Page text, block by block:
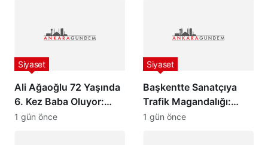
Ali Ağaoğlu 72 Yaşında
6. Kez Baba Oluyor:
Sevgilisine Dudak
Siyaset
1 gün önce
Başkentte Sanatçıya
Trafik Magandalığı:
İsmail Altunsaray ile
Siyaset
1 gün önce